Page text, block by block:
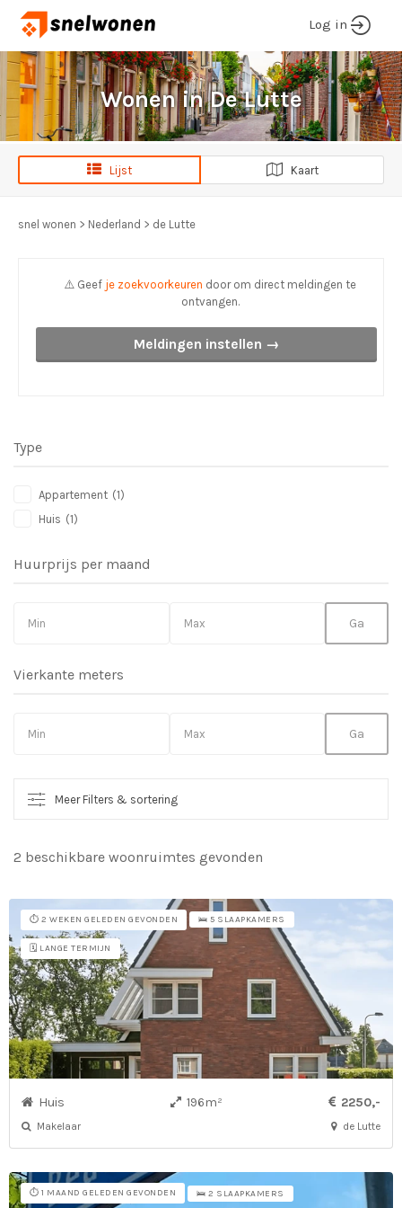
Log in
Lijst Kaart
Wonen in De Lutte
snel wonen > Nederland > de Lutte
⚠️ Geef je zoekvoorkeuren door om direct meldingen te
ontvangen.
Meldingen instellen →
Type
Appartement (1)
Huis (1)
Huurprijs per maand
Vierkante meters
Meer Filters & sortering
2 beschikbare woonruimtes gevonden
⏱️ 2 WEKEN GELEDEN GEVONDEN 🛌 5 SLAAPKAMERS
🗓️ LANGE TERMIJN
Huis 196m² 2250,-
Makelaar de Lutte
⏱️ 1 MAAND GELEDEN GEVONDEN 🛌 2 SLAAPKAMERS